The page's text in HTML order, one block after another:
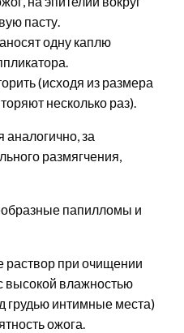
пасту.
одну каплю
(исходя из размера
несколько раз).
аналогично, за
размягчения,
папилломы и
при очищении
высокой влажностью
грудью интимные места)
ожога.